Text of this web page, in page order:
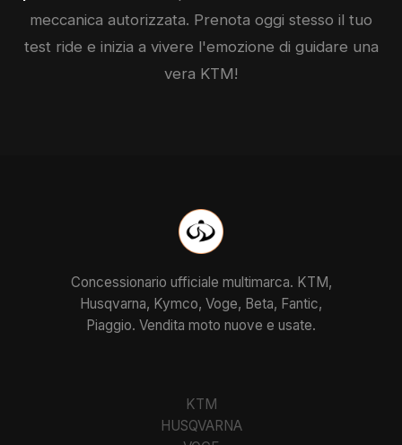
meccanica autorizzata. Prenota oggi stesso il tuo
test ride e inizia a vivere l'emozione di guidare una
vera KTM!
Concessionario ufficiale multimarca. KTM,
Husqvarna, Kymco, Voge, Beta, Fantic,
Piaggio. Vendita moto nuove e usate.
KTM
HUSQVARNA